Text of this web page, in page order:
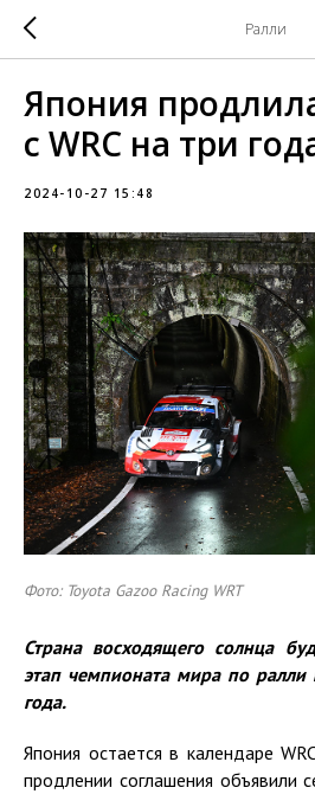
Ралли
Япония
с WRC на три
2024-10-27 15:48
Фото: Toyota Gazoo Racing WRT
Страна восходящего солнца
этап чемпионата мира по
года.
Япония остается в календаре
продлении соглашения объявили